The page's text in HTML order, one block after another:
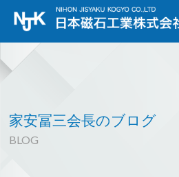
家安冨三会長のブログ
BLOG